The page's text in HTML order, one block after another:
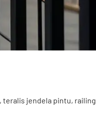
teralis jendela pintu,